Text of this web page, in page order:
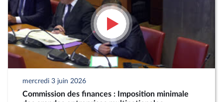
mercredi 3 juin 2026
Commission des finances : Imposition minimale